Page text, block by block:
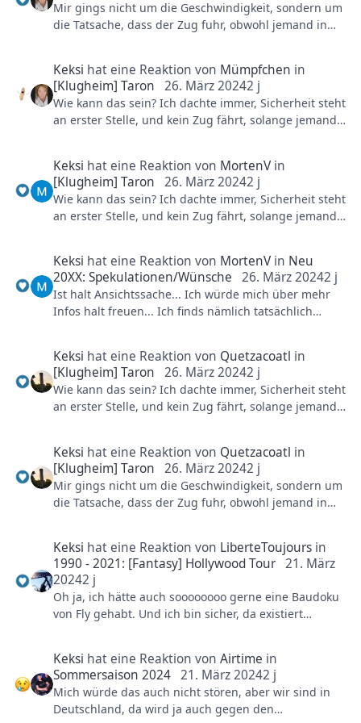
Mir gings nicht um die Geschwindigkeit, sondern um
die Tatsache, dass der Zug fuhr, obwohl jemand in
Keksi hat eine Reaktion von Mümpfchen in
[Klugheim] Taron
26. März 20242 j
Wie kann das sein? Ich dachte immer, Sicherheit steht
an erster Stelle, und kein Zug fährt, solange jemand
Keksi hat eine Reaktion von MortenV in
[Klugheim] Taron
26. März 20242 j
Wie kann das sein? Ich dachte immer, Sicherheit steht
an erster Stelle, und kein Zug fährt, solange jemand
Keksi hat eine Reaktion von MortenV in Neu
20XX: Spekulationen/Wünsche
26. März 20242 j
Ist halt Ansichtssache... Ich würde mich über mehr
Infos halt freuen... Ich finds nämlich tatsächlich
Keksi hat eine Reaktion von Quetzacoatl in
[Klugheim] Taron
26. März 20242 j
Wie kann das sein? Ich dachte immer, Sicherheit steht
an erster Stelle, und kein Zug fährt, solange jemand
Keksi hat eine Reaktion von Quetzacoatl in
[Klugheim] Taron
26. März 20242 j
Mir gings nicht um die Geschwindigkeit, sondern um
die Tatsache, dass der Zug fuhr, obwohl jemand in
Keksi hat eine Reaktion von LiberteToujours in
1990 - 2021: [Fantasy] Hollywood Tour 21. März
20242 j
Oh ja, ich hätte auch soooooooo gerne eine Baudoku
von Fly gehabt. Und ich bin sicher, da existiert
nachträglich noch interviewen... Das ist doch so
spannend, wie die so einen Prototyp entwickelt
haben, wie Rookburgh geplant wurde, wie sie es
gescahfft haben, Coaster und Hotel und alles dort
Keksi hat eine Reaktion vonAirtime in
Sommersaison 2024 21. März 20242 j
Mich würde das auch nicht stören, aber wir sind in
Deutschland, da wird ja auch gegen den